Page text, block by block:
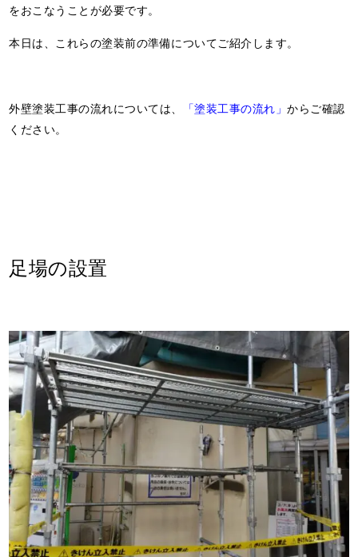
をおこなうことが必要です。
本日は、これらの塗装前の準備についてご紹介します。
外壁塗装工事の流れについては、 「塗装工事の流れ」からご確認
ください。
足場の設置